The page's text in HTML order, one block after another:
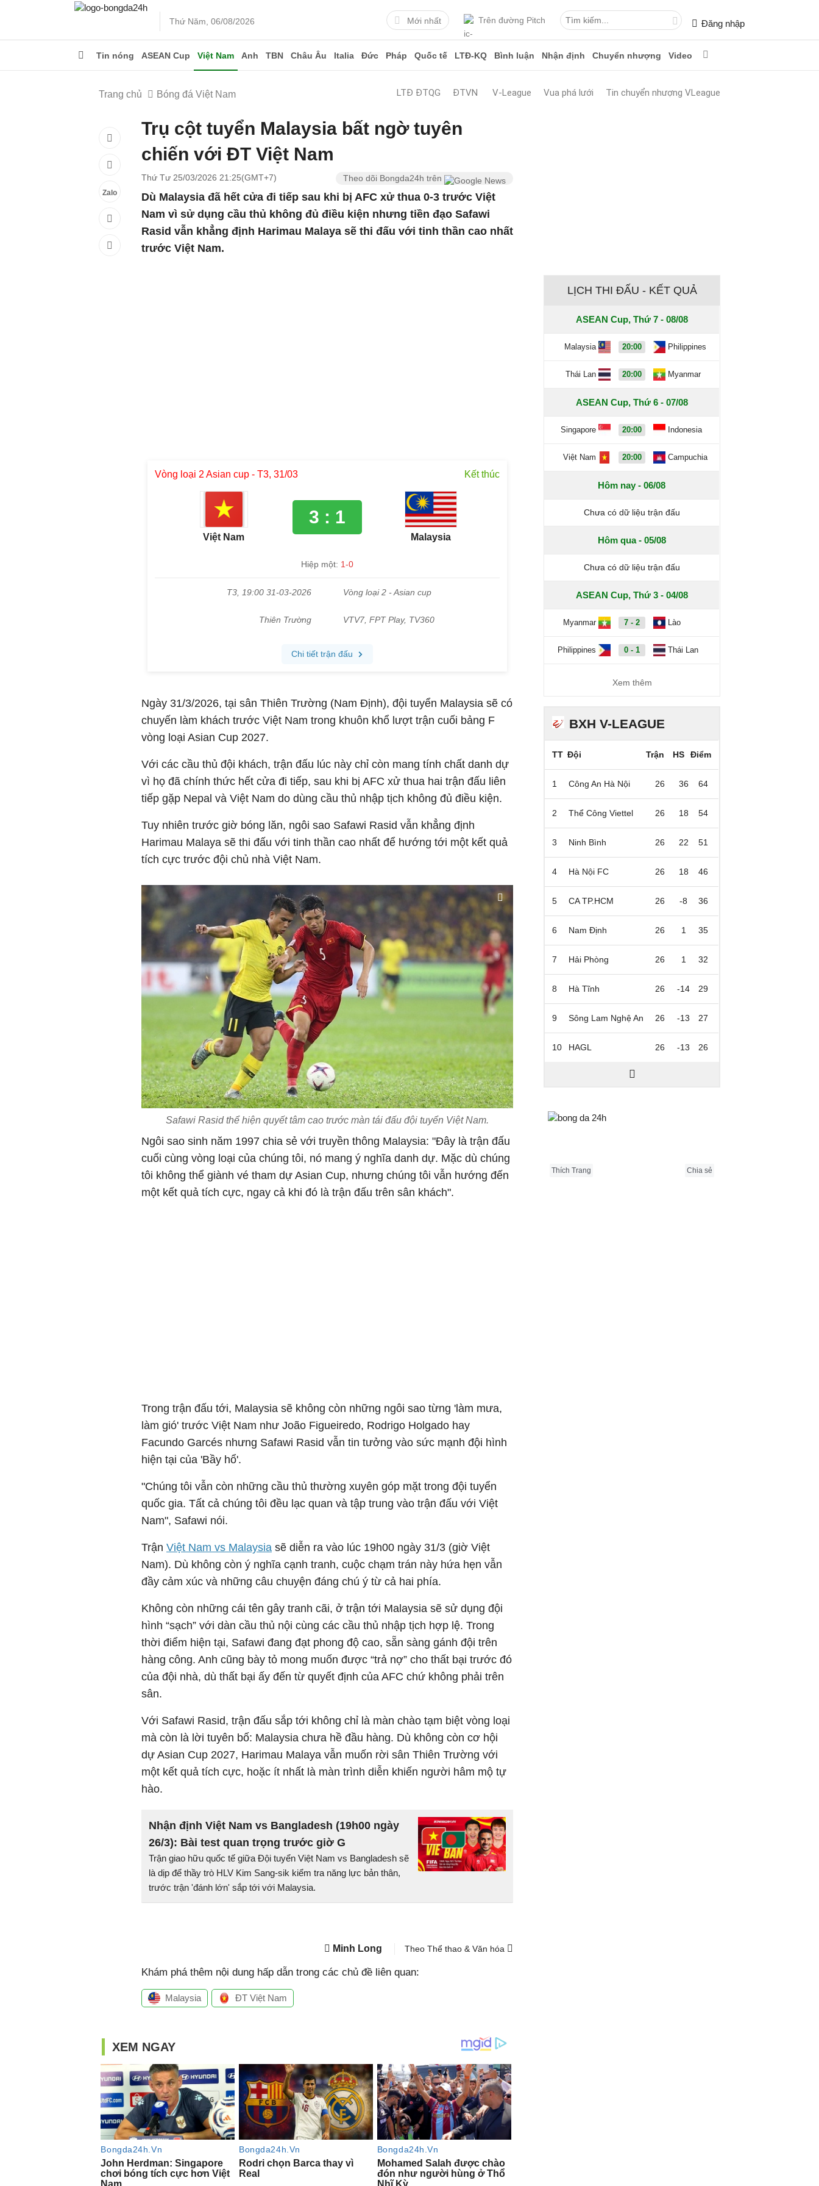
Thứ Năm, 06/08/2026 Mới nhất Trên đường Pitch Đăng nhập
Tin nóng ASEAN Cup Việt Nam Anh TBN Châu Âu Italia Đức Pháp Quốc tế LTĐ-KQ Bình luận Nhận định Chuyển nhượng Video
Trang chủ Bóng đá Việt Nam LTĐ ĐTQG ĐTVN V-League Vua phá lưới Tin chuyển nhượng VLeague
Zalo
Trụ cột tuyển Malaysia bất ngờ tuyên
chiến với ĐT Việt Nam
Thứ Tư 25/03/2026 21:25(GMT+7) Theo dõi Bongda24h trên
Dù Malaysia đã hết cửa đi tiếp sau khi bị AFC xử thua 0-3 trước Việt
Nam vì sử dụng cầu thủ không đủ điều kiện nhưng tiền đạo Safawi
Rasid vẫn khẳng định Harimau Malaya sẽ thi đấu với tinh thần cao nhất
trước Việt Nam.
Ngày 31/3/2026, tại sân Thiên Trường (Nam Định), đội tuyển Malaysia sẽ có
chuyến làm khách trước Việt Nam trong khuôn khổ lượt trận cuối bảng F
vòng loại Asian Cup 2027.
Với các cầu thủ đội khách, trận đấu lúc này chỉ còn mang tính chất danh dự
vì họ đã chính thức hết cửa đi tiếp, sau khi bị AFC xử thua hai trận đấu liên
tiếp gặp Nepal và Việt Nam do dùng cầu thủ nhập tịch không đủ điều kiện.
Tuy nhiên trước giờ bóng lăn, ngôi sao Safawi Rasid vẫn khẳng định
Harimau Malaya sẽ thi đấu với tinh thần cao nhất để hướng tới một kết quả
tích cực trước đội chủ nhà Việt Nam.
Safawi Rasid thể hiện quyết tâm cao trước màn tái đấu đội tuyển Việt Nam.
Ngôi sao sinh năm 1997 chia sẻ với truyền thông Malaysia: "Đây là trận đấu
cuối cùng vòng loại của chúng tôi, nó mang ý nghĩa danh dự. Mặc dù chúng
tôi không thể giành vé tham dự Asian Cup, nhưng chúng tôi vẫn hướng đến
một kết quả tích cực, ngay cả khi đó là trận đấu trên sân khách".
Trong trận đấu tới, Malaysia sẽ không còn những ngôi sao từng 'làm mưa,
làm gió' trước Việt Nam như João Figueiredo, Rodrigo Holgado hay
Facundo Garcés nhưng Safawi Rasid vẫn tin tưởng vào sức mạnh đội hình
hiện tại của 'Bầy hổ'.
"Chúng tôi vẫn còn những cầu thủ thường xuyên góp mặt trong đội tuyển
quốc gia. Tất cả chúng tôi đều lạc quan và tập trung vào trận đấu với Việt
Nam", Safawi nói.
Trận Việt Nam vs Malaysia sẽ diễn ra vào lúc 19h00 ngày 31/3 (giờ Việt
Nam). Dù không còn ý nghĩa cạnh tranh, cuộc chạm trán này hứa hẹn vẫn
đầy cảm xúc và những câu chuyện đáng chú ý từ cả hai phía.
Không còn những cái tên gây tranh cãi, ở trận tới Malaysia sẽ sử dụng đội
hình “sạch” với dàn cầu thủ nội cùng các cầu thủ nhập tịch hợp lệ. Trong
thời điểm hiện tại, Safawi đang đạt phong độ cao, sẵn sàng gánh đội trên
hàng công. Anh cũng bày tỏ mong muốn được “trả nợ” cho thất bại trước đó
của đội nhà, dù thất bại ấy đến từ quyết định của AFC chứ không phải trên
sân.
Với Safawi Rasid, trận đấu sắp tới không chỉ là màn chào tạm biệt vòng loại
mà còn là lời tuyên bố: Malaysia chưa hề đầu hàng. Dù không còn cơ hội
dự Asian Cup 2027, Harimau Malaya vẫn muốn rời sân Thiên Trường với
một kết quả tích cực, hoặc ít nhất là màn trình diễn khiến người hâm mộ tự
hào.
Nhận định Việt Nam vs Bangladesh (19h00 ngày
26/3): Bài test quan trọng trước giờ G
Trận giao hữu quốc tế giữa Đội tuyển Việt Nam vs Bangladesh sẽ
là dịp để thầy trò HLV Kim Sang-sik kiểm tra năng lực bản thân,
trước trận 'đánh lớn' sắp tới với Malaysia.
Minh Long Theo Thể thao & Văn hóa
Khám phá thêm nội dung hấp dẫn trong các chủ đề liên quan:
Malaysia ĐT Việt Nam
LỊCH THI ĐẤU - KẾT QUẢ
ASEAN Cup, Thứ 7 - 08/08
Malaysia 20:00 Philippines
Thái Lan 20:00 Myanmar
ASEAN Cup, Thứ 6 - 07/08
Singapore 20:00 Indonesia
Việt Nam 20:00 Campuchia
Hôm nay - 06/08
Chưa có dữ liệu trận đấu
Hôm qua - 05/08
Chưa có dữ liệu trận đấu
ASEAN Cup, Thứ 3 - 04/08
Myanmar 7 - 2 Lào
Philippines 0 - 1 Thái Lan
Xem thêm
BXH V-LEAGUE
TT Đội Trận HS Điểm
1 Công An Hà Nội 26 36 64
2 Thể Công Viettel 26 18 54
3 Ninh Bình 26 22 51
4 Hà Nội FC 26 18 46
5 CA TP.HCM 26 -8 36
6 Nam Định 26 1 35
7 Hải Phòng 26 1 32
8 Hà Tĩnh 26 -14 29
9 Sông Lam Nghệ An 26 -13 27
10 HAGL 26 -13 26
Thích Trang Chia sẻ